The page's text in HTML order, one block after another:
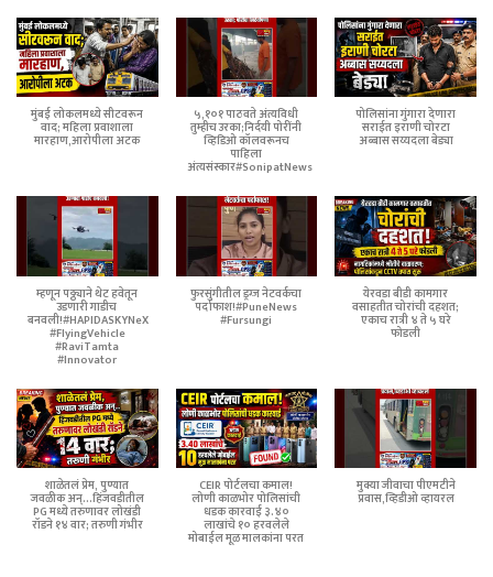
मुंबई लोकलमध्ये सीटवरून
वाद; महिला प्रवाशाला
मारहाण,आरोपीला अटक
५,१०१ पाठवते अंत्यविधी
तुम्हीच उरका;निर्दयी पोरींनी
व्हिडिओ कॉलवरूनच
पाहिला
अंत्यसंस्कार#SonipatNews
पोलिसांना गुंगारा देणारा
सराईत इराणी चोरटा
अब्बास सय्यदला बेड्या
म्हणून पठ्ठ्याने थेट हवेतून
उडणारी गाडीच
बनवली!#HAPIDASKYNeX
#FlyingVehicle
#RaviTamta
#Innovator
फुरसुंगीतील ड्रग्ज नेटवर्कचा
पर्दाफाश!#PuneNews
#Fursungi
येरवडा बीडी कामगार
वसाहतीत चोरांची दहशत;
एकाच रात्री ४ ते ५ घरे
फोडली
शाळेतलं प्रेम, पुण्यात
जवळीक अन्...हिंजवडीतील
PG मध्ये तरुणावर लोखंडी
रॉडने १४ वार; तरुणी गंभीर
CEIR पोर्टलचा कमाल!
लोणी काळभोर पोलिसांची
धडक कारवाई ३.४०
लाखांचे १० हरवलेले
मोबाईल मूळ मालकांना परत
मुक्या जीवाचा पीएमटीने
प्रवास,व्हिडीओ व्हायरल